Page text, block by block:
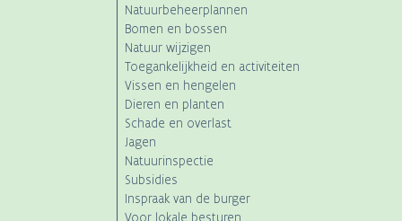
Natuurbeheerplannen
Bomen en bossen
Natuur wijzigen
Toegankelijkheid en activiteiten
Vissen en hengelen
Dieren en planten
Schade en overlast
Jagen
Natuurinspectie
Subsidies
Inspraak van de burger
Voor lokale besturen